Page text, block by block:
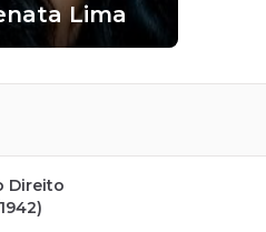
Lima
Direito